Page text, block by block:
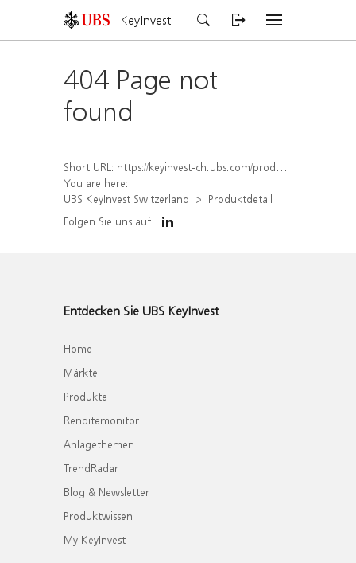
KeyInvest
404 Page not
found
Short URL: https://keyinvest-ch.ubs.com/produkt/detail/index/isin/CH1564523764
You are here:
UBS KeyInvest Switzerland
Produktdetail
Folgen Sie uns auf
Entdecken Sie UBS KeyInvest
Home
Märkte
Produkte
Renditemonitor
Anlagethemen
TrendRadar
Blog & Newsletter
Produktwissen
My KeyInvest